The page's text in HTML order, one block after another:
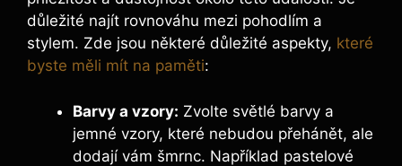
důležité najít rovnováhu mezi pohodlím a
stylem. Zde ⁣jsou některé důležité aspekty, které
byste měli mít na paměti:
Barvy a vzory: Zvolte světlé barvy a
jemné vzory, ​které nebudou přehánět, ale
dodají vám šmrnc. Například pastelové